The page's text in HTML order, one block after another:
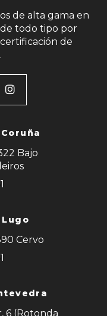
de alta gama en
todo tipo por
de
Bajo
Cervo
6 (Rotonda